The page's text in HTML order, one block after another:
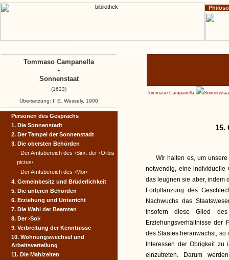
Tommaso Campanella
15.
Wir halten es, um
notwendig, eine individuelle
das leugnen sie aber, indem
Fortpflanzung des
Nachwuchs das
insofern diese Glied
Erziehungsverhältnisse der
des Staates heranwächst,
Interessen der Obrigkeit zu
einzutreten. Darum
Personen des Gesprächs
1. Die Sonnenstadt
2. Der Tempel der Sonnenstadt
3. Die obersten Behörden
- Der Amtsbereich des ›Sin‹: der ›Orbis
pictus‹
- Der Amtsbereich des ›Mor‹
4. Gemeinbesitz und Brüderlichkeit
5. Die unteren Behörden
6. Erziehung und Unterricht
7. Die Wahl der Beamten
8. Der ›Sol‹
9. Verbreitung der Kenntnisse
10. Wohnungswechsel und
Arbeitsverteilung
11. Die Mahlzeiten
Tommaso Campanella
-
Sonnenstaat
(1623)
Übersetzung: I. E. Wessely, 1900